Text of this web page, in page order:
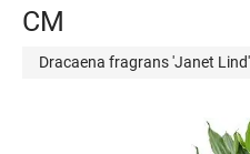
СМ
Dracaena fragrans 'Janet